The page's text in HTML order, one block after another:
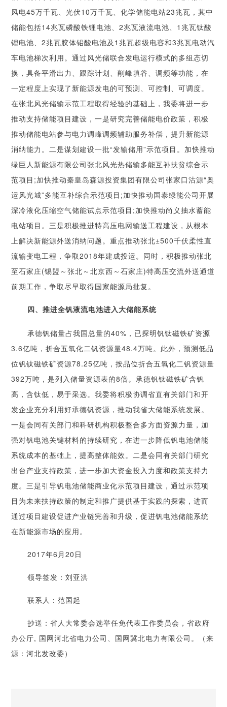
风电45万千瓦、光伏10万千瓦、化学储能电站23兆瓦，其中
储能包括14兆瓦磷酸铁锂电池、2兆瓦液流电池、1兆瓦钛酸
锂电池、2兆瓦胶体铅酸电池及1兆瓦超级电容和3兆瓦电动汽
车电池梯次利用。通过风光储联合发电运行模式的多组态切
换，具备平滑出力、跟踪计划、削峰填谷、调频等功能，在
一定程度上实现了新能源发电的可预测、可控制、可调度。
在张北风光储输示范工程取得经验的基础上，我委将进一步
推动支持储能项目建设，一是研究完善储能电价政策，积极
推动储能电站参与电力调峰调频辅助服务补偿，提升新能源
消纳能力。二是谋划建设一批“发输储用”示范项目。加快推动
绿巨人新能源有限公司张北风光热储输多能互补扶贫综合示
范项目;加快推动秦皇岛森源投资集团有限公司张家口沽源“奥
运风光城”多能互补综合示范项目;加快推动国泰绿能公司开展
深冷液化压缩空气储能试点示范项目;加快推动尚义抽水蓄能
电站项目。三是积极推进特高压电网输送工程建设，从根本
上解决新能源外送消纳问题。重点推动张北±500千伏柔性直
流输变电工程，争取2018年建成投运。同时，积极推动张北
至石家庄(锡盟～张北～北京西～石家庄)特高压交流外送通道
前期工作，争取尽早取得国家能源局批复。
四、推进全钒液流电池进入大储能系统
承德钒储量占我国总量的40%，已探明钒钛磁铁矿资源
3.6亿吨，折合五氧化二钒资源量48.4万吨。此外，预测低品
位钒钛磁铁矿资源78.25亿吨，按品位折合五氧化二钒资源量
392万吨，是列入储量资源表的8倍。承德钒钛磁铁矿含钒
高，含钛低，易于采选。我委将积极协调省直有关部门和开
发企业充分利用好承德钒资源，推动我省大储能系统发展。
一是会同有关部门和科研机构积极整合多方面资源力量，加
强对钒电池关键材料的持续研究，在进一步降低钒电池储能
系统成本的基础上，提高整体能效。二是会同有关部门研究
出台产业支持政策，进一步加大资金投入力度和政策支持力
度。三是引导钒电池储能商业化示范项目建设，通过示范项
目为未来扶持政策的制定和推广提供基于实践的探索，进而
通过项目建设促进产业链完善和升级，促进钒电池储能系统
在新能源市场的应用。
2017年6月20日
领导签发：刘亚洪
联系人：范国起
抄送：省人大常委会选举任免代表工作委员会，省政府
办公厅, 国网河北省电力公司、国网冀北电力有限公司。（来
源：河北发改委）